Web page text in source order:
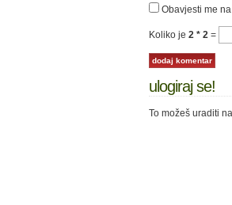
Obavjesti me
Koliko je 2 * 2 =
ulogiraj se!
To možeš uraditi